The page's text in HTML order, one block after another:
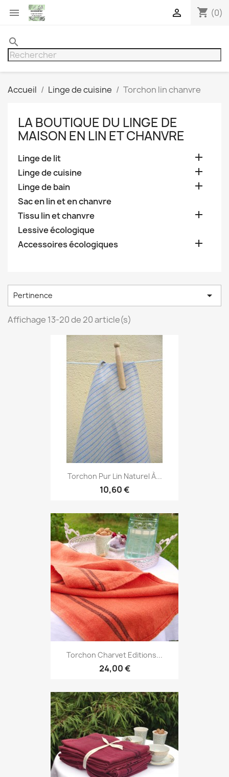
 shopping_cart (0)

search
Accueil Linge de cuisine Torchon lin chanvre
LA BOUTIQUE DU LINGE DE
MAISON EN LIN ET CHANVRE
Linge de lit 
Linge de cuisine 
Linge de bain 
Sac en lin et en chanvre
Tissu lin et chanvre

Lessive écologique
Accessoires écologiques

Pertinence 
Affichage 13-20 de 20 article(s)
Torchon Pur Lin Naturel À...
10,60 €
Torchon Charvet Editions...
24,00 €